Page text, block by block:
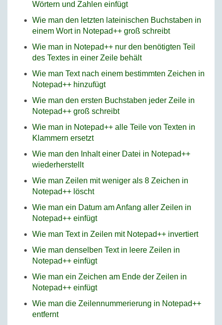
Wörtern und Zahlen einfügt
Wie man den letzten lateinischen Buchstaben in
einem Wort in Notepad++ groß schreibt
Wie man in Notepad++ nur den benötigten Teil
des Textes in einer Zeile behält
Wie man Text nach einem bestimmten Zeichen in
Notepad++ hinzufügt
Wie man den ersten Buchstaben jeder Zeile in
Notepad++ groß schreibt
Wie man in Notepad++ alle Teile von Texten in
Klammern ersetzt
Wie man den Inhalt einer Datei in Notepad++
wiederherstellt
Wie man Zeilen mit weniger als 8 Zeichen in
Notepad++ löscht
Wie man ein Datum am Anfang aller Zeilen in
Notepad++ einfügt
Wie man Text in Zeilen mit Notepad++ invertiert
Wie man denselben Text in leere Zeilen in
Notepad++ einfügt
Wie man ein Zeichen am Ende der Zeilen in
Notepad++ einfügt
Wie man die Zeilennummerierung in Notepad++
entfernt